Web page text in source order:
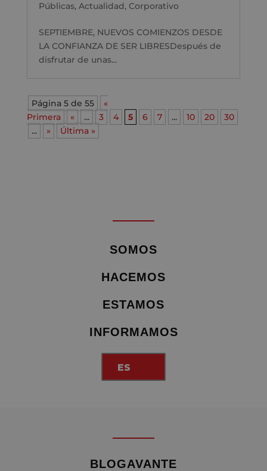
Públicas, Actualidad, Corporativo
SEPTIEMBRE, NUEVOS COMIENZOS DESDE
LA CONFIANZA DE SER LIBRESDespués de
disfrutar de unas...
Página 5 de 55
«
Primera
« ... 3 4 5 6 7 ... 10 20
30
...
» Última »
SOMOS
HACEMOS
ESTAMOS
INFORMAMOS
ES
BLOGAVANTE